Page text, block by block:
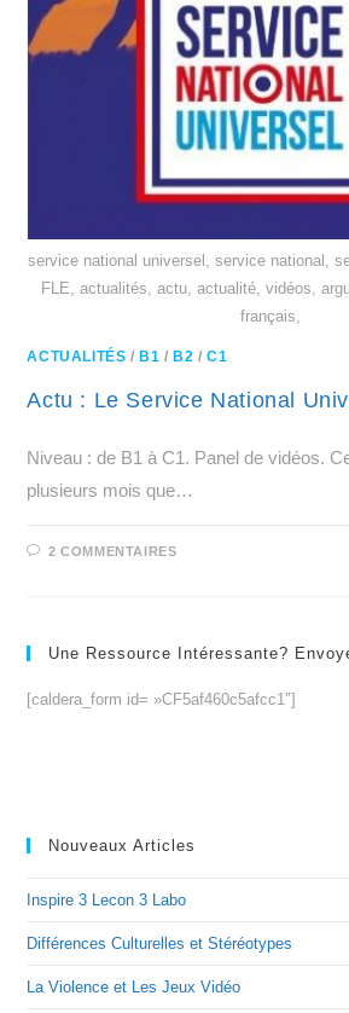
service national universel, service national,
FLE, actualités, actu, actualité, vidéos,
français,
ACTUALITÉS / B1 / B2 /C1
Actu : Le Service National
Niveau : de B1 à C1. Panel de vidéos.
plusieurs mois que…
2 COMMENTAIRES
Une Ressource Intéressante?
[caldera_form id= »CF5af460c5afcc1″]
Nouveaux Articles
Inspire 3 Lecon 3 Labo
Différences Culturelles et Stéréotypes
La Violence et Les Jeux Vidéo